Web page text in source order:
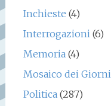
Inchieste (4)
Interrogazioni (6)
Memoria (4)
Mosaico dei Giorni
Politica (287)